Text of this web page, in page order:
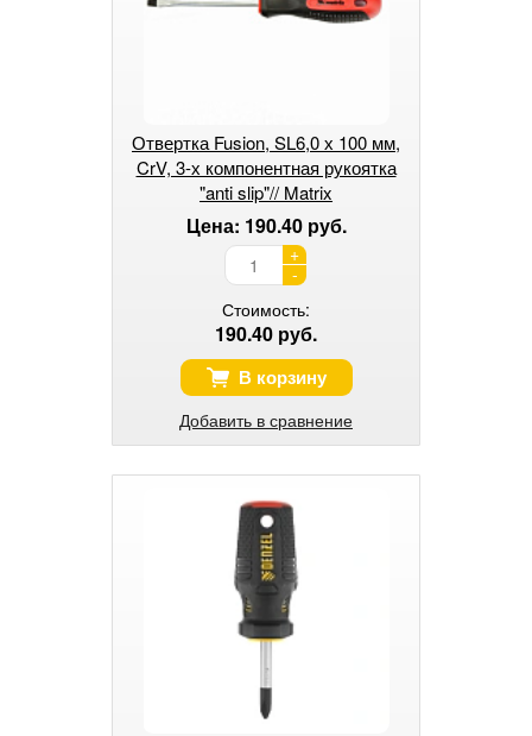
Отвертка Fusion, SL6,0 х 100 мм,
CrV, 3-х компонентная рукоятка
"anti slip"// Matrix
Цена: 190.40 руб.
+
-
Стоимость:
190.40 руб.
В корзину
Добавить в сравнение